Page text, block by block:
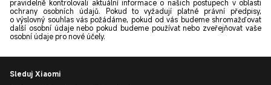
pravidelně kontrolovali aktuální informace o našich postupech v oblasti
ochrany osobních údajů. Pokud to vyžadují platné právní předpisy,
o výslovný souhlas vás požádáme, pokud od vás budeme shromažďovat
další osobní údaje nebo pokud budeme používat nebo zveřejňovat vaše
osobní údaje pro nové účely.
Sleduj Xiaomi